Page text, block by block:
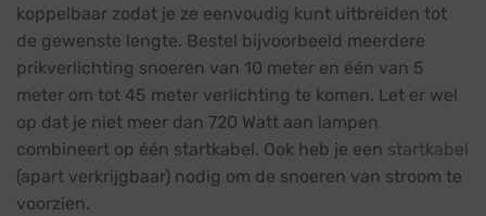
koppelbaar zodat je ze eenvoudig kunt uitbreiden tot
de gewenste lengte. Bestel bijvoorbeeld meerdere
prikverlichting snoeren van 10 meter en één van 5
meter om tot 45 meter verlichting te komen. Let er wel
op dat je niet meer dan 720 Watt aan lampen
combineert op één startkabel. Ook heb je een startkabel
(apart verkrijgbaar) nodig om de snoeren van stroom te
voorzien.